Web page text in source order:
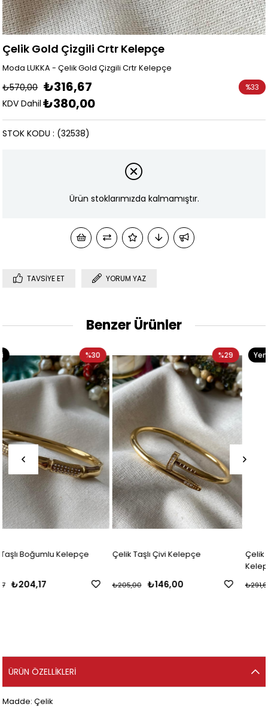
Çelik Gold Çizgili Crtr Kelepçe
Moda LUKKA - Çelik Gold Çizgili Crtr Kelepçe
₺570,00 ₺316,67
KDV Dahil ₺380,00
%33
(32538)
STOK KODU
Ürün stoklarımızda kalmamıştır.
TAVSIYE ET YORUM YAZ
Benzer Ürünler
Çelik Taşlı Çivi Kelepçe
₺205,00
%29
Çelik Hareketli Taş Detaylı
₺204,17
₺291,67
Yeni
Ürün
ÜRÜN ÖZELLIKLERI
Madde: Çelik